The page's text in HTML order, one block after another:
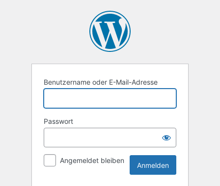
Benutzername oder E-Mail-Adresse
Passwort
Angemeldet bleiben